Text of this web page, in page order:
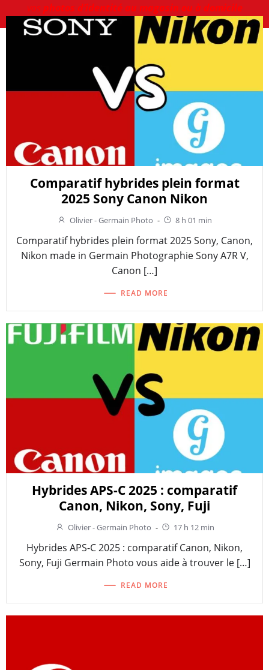
vos photos d’identité au magasin ou à domicile
Comparatif hybrides plein format
2025 Sony Canon Nikon
Olivier - Germain Photo - 8 h 01 min
Comparatif hybrides plein format 2025 Sony, Canon,
Nikon made in Germain Photographie Sony A7R V,
Canon […]
READ MORE
Hybrides APS-C 2025 : comparatif
Canon, Nikon, Sony, Fuji
Olivier - Germain Photo - 17 h 12 min
Hybrides APS-C 2025 : comparatif Canon, Nikon,
Sony, Fuji Germain Photo vous aide à trouver le […]
READ MORE